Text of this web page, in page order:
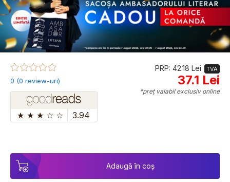
0 (0 review-uri)
★ ★ ★ ☆ ☆ 3.94
PRP: 42.18 Lei TVA
37.1 Lei
*preț valabil exclusiv online
Adaugă în coș